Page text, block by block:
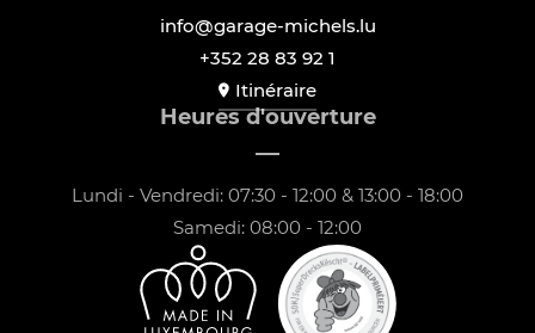
info@garage-michels.lu
+352 28 83 92 1
Itinéraire
Heures d'ouverture
Lundi - Vendredi: 07:30 - 12:00 & 13:00 - 18:00
Samedi: 08:00 - 12:00